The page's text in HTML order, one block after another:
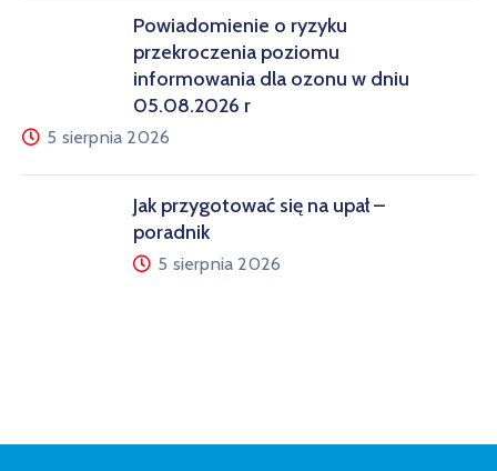
Powiadomienie o ryzyku
przekroczenia poziomu
informowania dla ozonu w dniu
05.08.2026 r
5 sierpnia 2026
Jak przygotować się na upał –
poradnik
5 sierpnia 2026